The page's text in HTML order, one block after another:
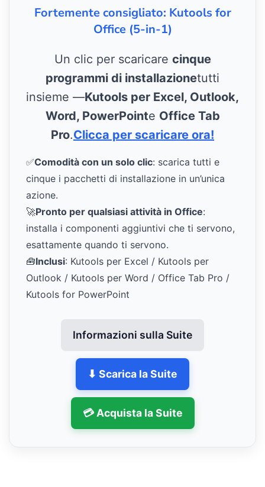
Fortemente consigliato: Kutools for
Office (5-in-1)
Un clic per scaricare cinque
programmi di installazionetutti
insieme —Kutools per Excel, Outlook,
Word, PowerPointe Office Tab
Pro.Clicca per scaricare ora!
✅Comodità con un solo clic: scarica tutti e
cinque i pacchetti di installazione in un’unica
azione.
🚀Pronto per qualsiasi attività in Office:
installa i componenti aggiuntivi che ti servono,
esattamente quando ti servono.
🧰Inclusi: Kutools per Excel / Kutools per
Outlook / Kutools per Word / Office Tab Pro /
Kutools for PowerPoint
Informazioni sulla Suite
⬇ Scarica la Suite
💳 Acquista la Suite